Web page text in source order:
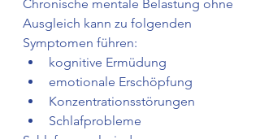
Chronische mentale Belastung ohne
Ausgleich kann zu folgenden
Symptomen führen:
kognitive Ermüdung
emotionale Erschöpfung
Konzentrationsstörungen
Schlafprobleme